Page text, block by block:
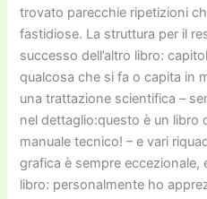
trovato parecchie ripetizioni
fastidiose. La struttura per il
successo dell’altro libro:
qualcosa che si fa o capita in
una trattazione scientifica –
nel dettaglio:questo è un libro
manuale tecnico! – e vari
grafica è sempre eccezionale,
libro: personalmente ho